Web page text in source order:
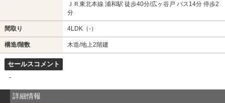
ＪＲ東北本線 浦和駅 徒歩40分/広ヶ谷戸 バス14分 停歩2
分
間取り 4LDK（-）
構造/階数 木造/地上2階建
セールスコメント
-
詳細情報